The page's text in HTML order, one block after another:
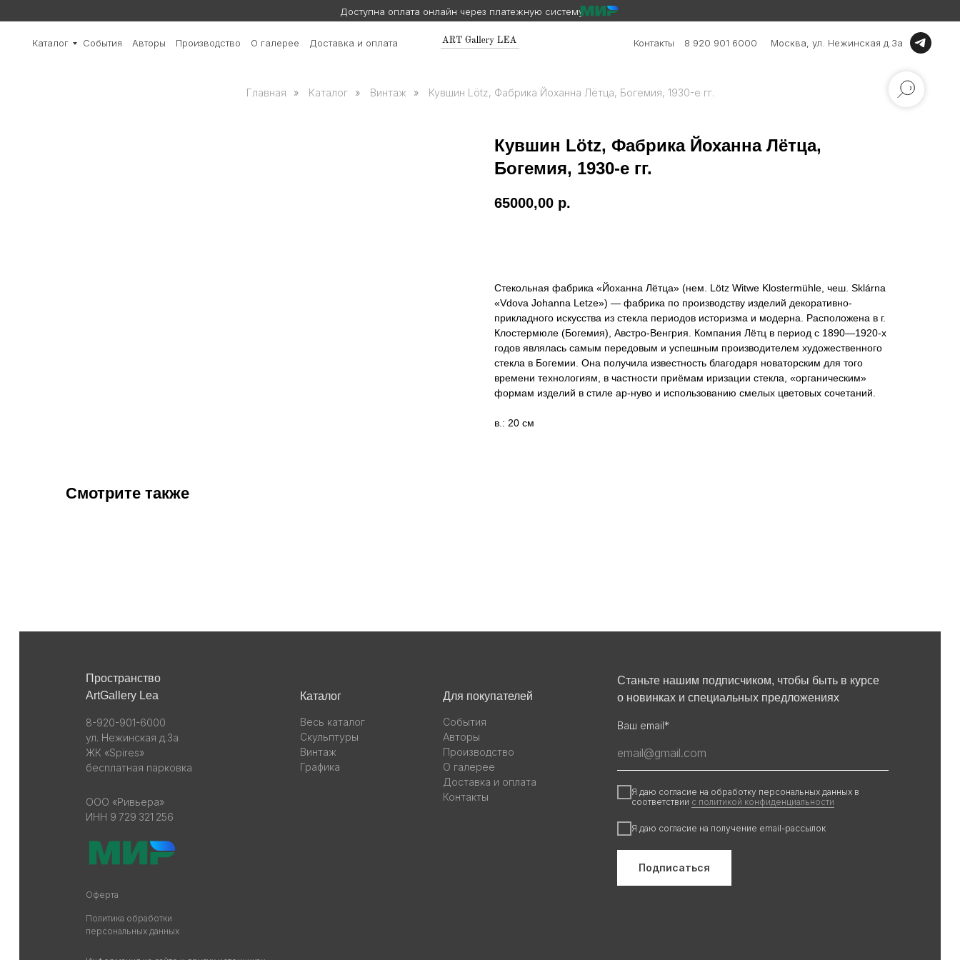
Доступна оплата онлайн через платежную систему
Каталог События Авторы Производство О галерее Доставка и оплата Контакты 8 920 901 6000 Москва, ул. Нежинская д.3а
Главная » Каталог » Винтаж » Кувшин Lötz, Фабрика Йоханна Лётца, Богемия, 1930-е гг.
Кувшин Lötz, Фабрика Йоханна Лётца,
Богемия, 1930-е гг.
65000,00 р.
Стекольная фабрика «Йоханна Лётца» (нем. Lötz Witwe Klostermühle, чеш. Sklárna
«Vdova Johanna Letze») — фабрика по производству изделий декоративно-
прикладного искусства из стекла периодов историзма и модерна. Расположена в г.
Клостермюле (Богемия), Австро-Венгрия. Компания Лётц в период с 1890—1920-х
годов являлась самым передовым и успешным производителем художественного
стекла в Богемии. Она получила известность благодаря новаторским для того
времени технологиям, в частности приёмам иризации стекла, «органическим»
формам изделий в стиле ар-нуво и использованию смелых цветовых сочетаний.
в.: 20 см
Смотрите также
Пространство
ArtGallery Lea
Каталог
8-920-901-6000
ул. Нежинская д.3а
ЖК «Spires»
бесплатная парковка
Для покупателей
Станьте нашим подписчиком, чтобы быть в курсе
о новинках и специальных предложениях
Весь каталог
Скульптуры
Винтаж
Графика
Политика обработки
персональных данных
Оферта
ООО «Ривьера»
ИНН 9 729 321 256
События
Авторы
Производство
О галерее
Доставка и оплата
Контакты
Ваш email*
Я даю согласие на обработку персональных данных в
соответствии с политикой конфиденциальности
Я даю согласие на получение email-рассылок
Подписаться